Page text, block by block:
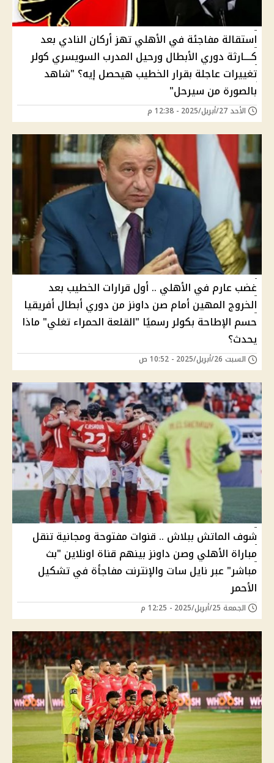
استقالة مفاجئة في الأهلي تهز أركان النادي بعد
كــــارثة دوري الأبطال ورحيل المدرب السويسري كولر
تغييرات عاجلة بقرار الخطيب هيحصل إيه؟ "شاهد
بالصورة من سيرحل"
الأحد 27/أبريل/2025 - 12:38 م
غضب عارم في الأهلي .. أول قرارات الخطيب بعد
الخروج المهين أمام صن داونز من دوري أبطال أفريقيا
حسم الإطاحة بكولر رسميًا "القلعة الحمراء تغلي" ماذا
يحدث؟
السبت 26/أبريل/2025 - 10:52 ص
شوف الماتش ببلاش .. قنوات مفتوحة ومجانية تنقل
مباراة الأهلي وصن داونز بينهم قناة اونلاين "بث
مباشر" عبر نايل سات والإنترنت مفاجأة في تشكيل
الأحمر
الجمعة 25/أبريل/2025 - 12:25 م